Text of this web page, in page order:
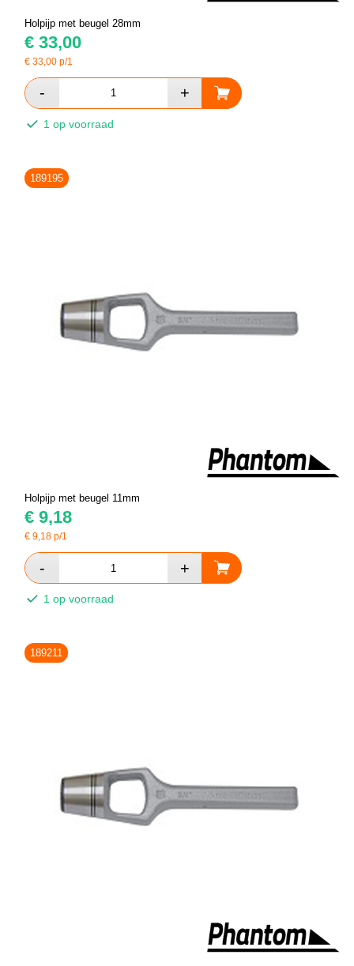
Holpijp met beugel 28mm
€ 33,00
€33,00 p/1
1 op voorraad
189195
Holpijp met beugel 11mm
€ 9,18
€9,18 p/1
1 op voorraad
189211